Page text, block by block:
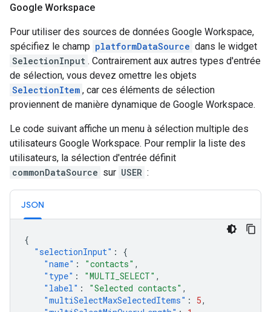
Google Workspace
Pour utiliser des sources de données Google Workspace,
spécifiez le champ platformDataSource dans le widget
SelectionInput . Contrairement aux autres types d'entrée
de sélection, vous devez omettre les objets
SelectionItem , car ces éléments de sélection
proviennent de manière dynamique de Google Workspace.
Le code suivant affiche un menu à sélection multiple des
utilisateurs Google Workspace. Pour remplir la liste des
utilisateurs, la sélection d'entrée définit
commonDataSource sur USER :
JSON
{
"selectionInput" :
{
"name" : "contacts" ,
"type" : "MULTI_SELECT" ,
"label" : "Selected contacts" ,
"multiSelectMaxSelectedItems" : 5,